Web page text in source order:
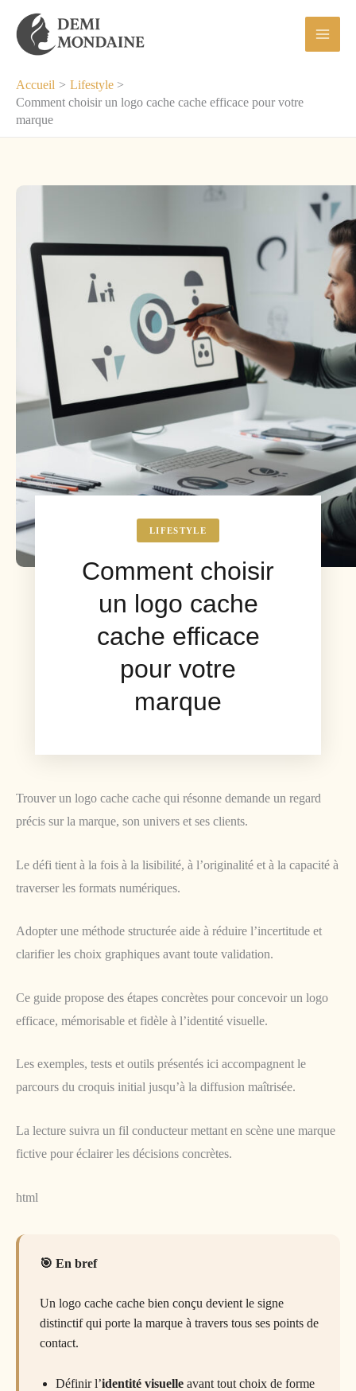
contenu
Accueil
Lifestyle
Comment choisir un logo cache cache efficace pour votre
marque
LIFESTYLE
Comment choisir
un logo cache
cache efficace
pour votre
marque
Trouver un logo cache cache qui résonne demande un regard
précis sur la marque, son univers et ses clients.
Le défi tient à la fois à la lisibilité, à l’originalité et à la capacité à
traverser les formats numériques.
Adopter une méthode structurée aide à réduire l’incertitude et
clarifier les choix graphiques avant toute validation.
Ce guide propose des étapes concrètes pour concevoir un logo
efficace, mémorisable et fidèle à l’identité visuelle.
Les exemples, tests et outils présentés ici accompagnent le
parcours du croquis initial jusqu’à la diffusion maîtrisée.
La lecture suivra un fil conducteur mettant en scène une marque
fictive pour éclairer les décisions concrètes.
html
En bref
Un logo cache cache bien conçu devient le signe
distinctif qui porte la marque à travers tous ses points de
contact.
Définir l’identité visuelle avant tout choix de forme